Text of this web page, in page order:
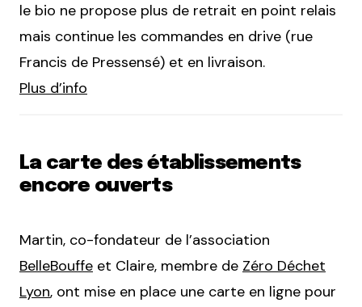
le bio ne propose plus de retrait en point relais
mais continue les commandes en drive (rue
Francis de Pressensé) et en livraison.
Plus d’info
La carte des établissements
encore ouverts
Martin, co-fondateur de l’association
BelleBouffe et Claire, membre de Zéro Déchet
Lyon, ont mise en place une carte en ligne pour